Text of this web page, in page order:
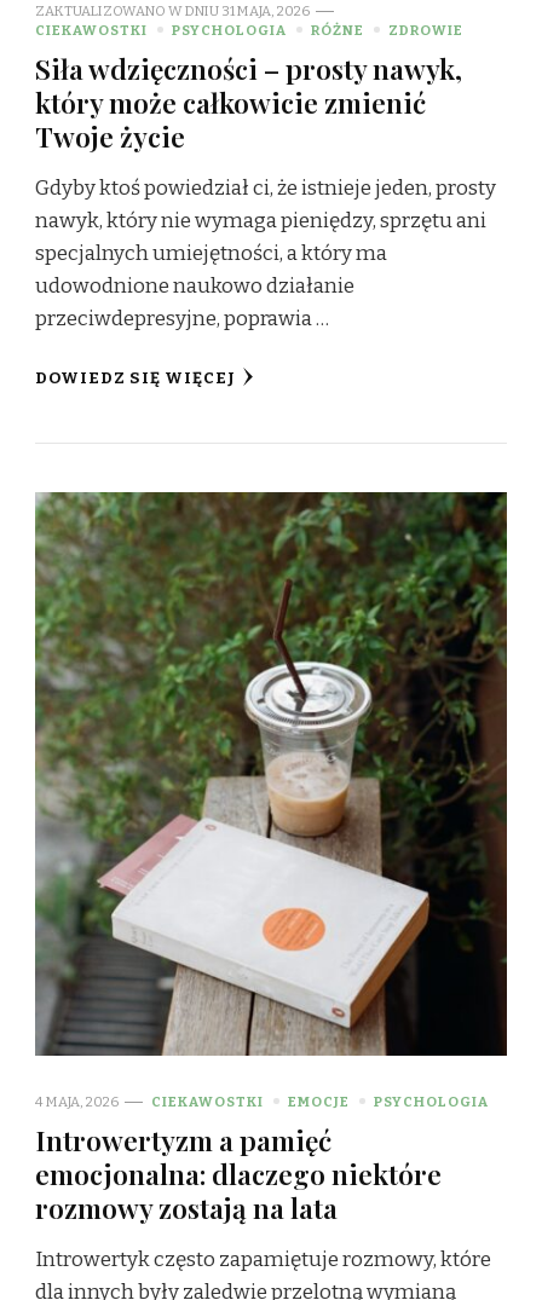
ZAKTUALIZOWANO W DNIU 31 MAJA, 2026
CIEKAWOSTKI
PSYCHOLOGIA RÓŻNE ZDROWIE
Siła wdzięczności – prosty nawyk,
który może całkowicie zmienić
Twoje życie
Gdyby ktoś powiedział ci, że istnieje jeden, prosty
nawyk, który nie wymaga pieniędzy, sprzętu ani
specjalnych umiejętności, a który ma
udowodnione naukowo działanie
przeciwdepresyjne, poprawia …
DOWIEDZ SIĘ WIĘCEJ
4 MAJA, 2026 CIEKAWOSTKI EMOCJE PSYCHOLOGIA
Introwertyzm a pamięć
emocjonalna: dlaczego niektóre
rozmowy zostają na lata
Introwertyk często zapamiętuje rozmowy, które
dla innych były zaledwie przelotną wymianą